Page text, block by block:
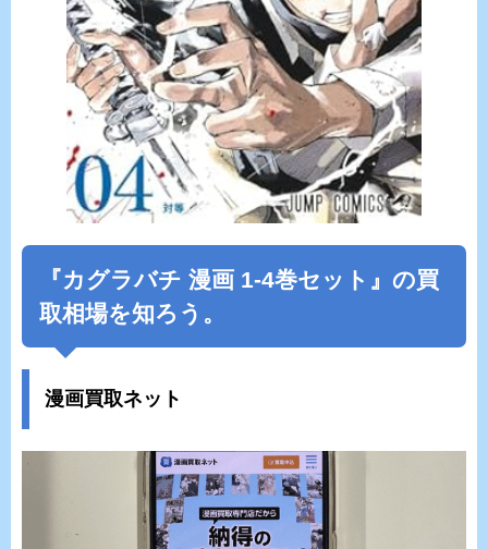
『カグラバチ 漫画 1-4巻セット』の買
取相場を知ろう。
漫画買取ネット